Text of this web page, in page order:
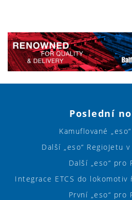
Poslední
Kamuflované
Další „eso“ RegioJetu
Další „eso“ pro
Integrace ETCS do lokomotiv
První „eso“ pro